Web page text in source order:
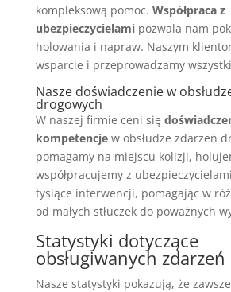
kompleksową pomoc. Współpraca z
ubezpieczycielamipozwala nam
holowania i napraw. Naszym
wsparcie i przeprowadzamy
Nasze doświadczenie w
drogowych
W naszej firmie ceni się
kompetencjew obsłudze zdarzeń
pomagamy na miejscu kolizji,
współpracujemy z
tysiące interwencji, pomagając w
od małych stłuczek do poważnych
Statystyki dotyczące
obsługiwanych zdarzeń
Nasze statystyki pokazują, że